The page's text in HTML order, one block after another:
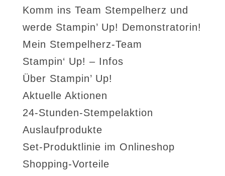
Komm ins Team Stempelherz und
werde Stampin’ Up! Demonstratorin!
Mein Stempelherz-Team
Stampin‘ Up! – Infos
Über Stampin’ Up!
Aktuelle Aktionen
24-Stunden-Stempelaktion
Auslaufprodukte
Set-Produktlinie im Onlineshop
Shopping-Vorteile